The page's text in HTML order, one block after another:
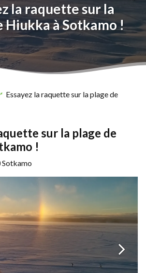
la raquette sur la
Hiukka à Sotkamo !
Essayez la raquette sur la plage de
sur la plage de
!
Sotkamo